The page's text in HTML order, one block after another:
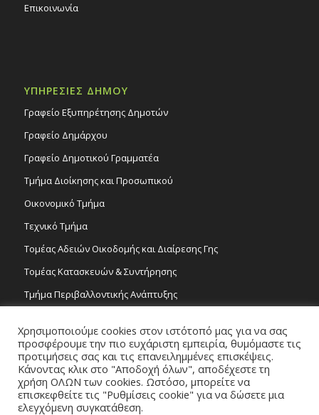
Επικοινωνία
ΥΠΗΡΕΣΙΕΣ ΔΗΜΟΥ
Γραφείο Εξυπηρέτησης Δημοτών
Γραφείο Δημάρχου
Γραφείο Δημοτικού Γραμματέα
Τμήμα Διοίκησης και Προσωπικού
Οικονομικό Τμήμα
Τεχνικό Τμήμα
Τομέας Αδειών Οικοδομής και Διαίρεσης Γης
Τομέας Κατασκευών & Συντήρησης
Τμήμα Περιβαλλοντικής Ανάπτυξης
Τομέας Γραμμάτων και Τεχνών
Τροχονομία
Χρησιμοποιούμε cookies στον ιστότοπό μας για να σας
προσφέρουμε την πιο ευχάριστη εμπειρία, θυμόμαστε τις
προτιμήσεις σας και τις επανειλημμένες επισκέψεις.
Κάνοντας κλικ στο "Αποδοχή όλων", αποδέχεστε τη
χρήση ΟΛΩΝ των cookies. Ωστόσο, μπορείτε να
επισκεφθείτε τις "Ρυθμίσεις cookie" για να δώσετε μια
ελεγχόμενη συγκατάθεση.